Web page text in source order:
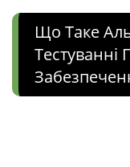
Що Таке
Тестуванні